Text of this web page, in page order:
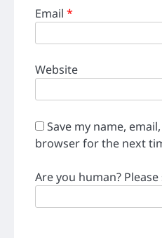
Email *
Website
Save my name,
browser for the next
Are you human? Please